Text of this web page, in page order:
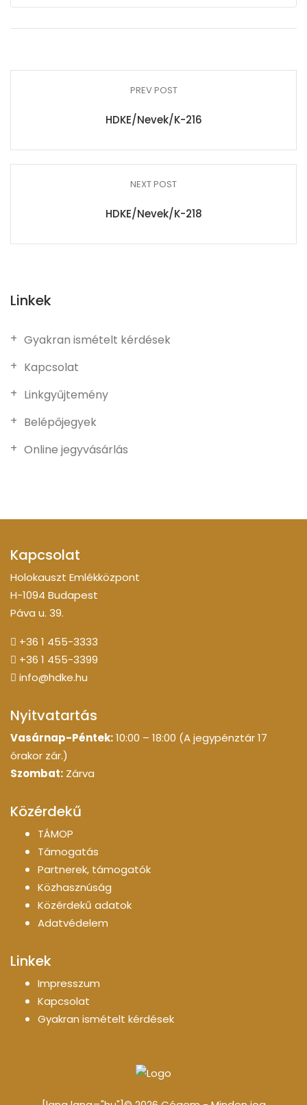
PREV POST
HDKE/Nevek/K-216
NEXT POST
HDKE/Nevek/K-218
Linkek
Gyakran ismételt kérdések
Kapcsolat
Linkgyűjtemény
Belépőjegyek
Online jegyvásárlás
Kapcsolat
Holokauszt Emlékközpont
H-1094 Budapest
Páva u. 39.
+36 1 455-3333
+36 1 455-3399
info@hdke.hu
Nyitvatartás
Vasárnap-Péntek:10:00 – 18:00 (A jegypénztár 17
órakor zár.)
Szombat: Zárva
Közérdekű
TÁMOP
Támogatás
Partnerek, támogatók
Közhasznúság
Közérdekű adatok
Adatvédelem
Linkek
Impresszum
Kapcsolat
Gyakran ismételt kérdések